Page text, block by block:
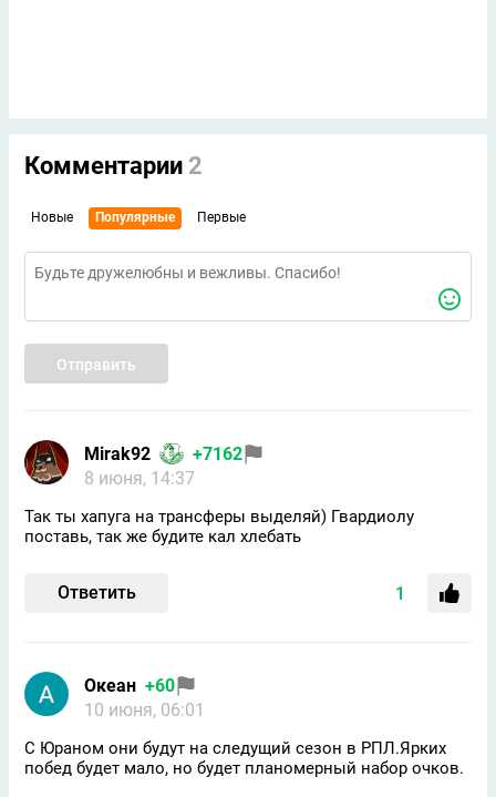
Комментарии 2
Новые Популярные Первые
Отправить
Mirak92
+7162
8 июня, 14:37
Так ты хапуга на трансферы выделяй) Гвардиолу
поставь, так же будите кал хлебать
Ответить 1
Океан +60
10 июня, 06:01
С Юраном они будут на следущий сезон в РПЛ.Ярких
побед будет мало, но будет планомерный набор очков.